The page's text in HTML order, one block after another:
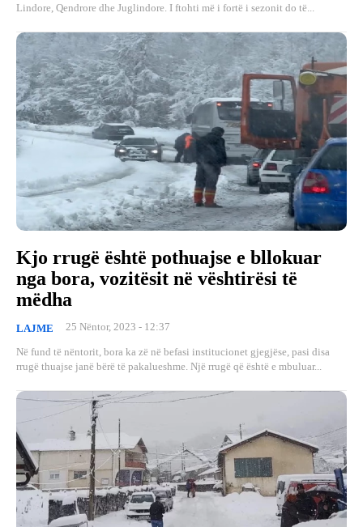
Lindore, Qendrore dhe Juglindore. I ftohti më i fortë i sezonit do të...
Kjo rrugë është pothuajse e bllokuar
nga bora, vozitësit në vështirësi të
mëdha
LAJME 25 Nëntor, 2023 - 12:37
Në fund të nëntorit, bora ka zë në befasi institucionet gjegjëse, pasi disa
rrugë thuajse janë bërë të pakalueshme. Një rrugë që është e mbuluar...